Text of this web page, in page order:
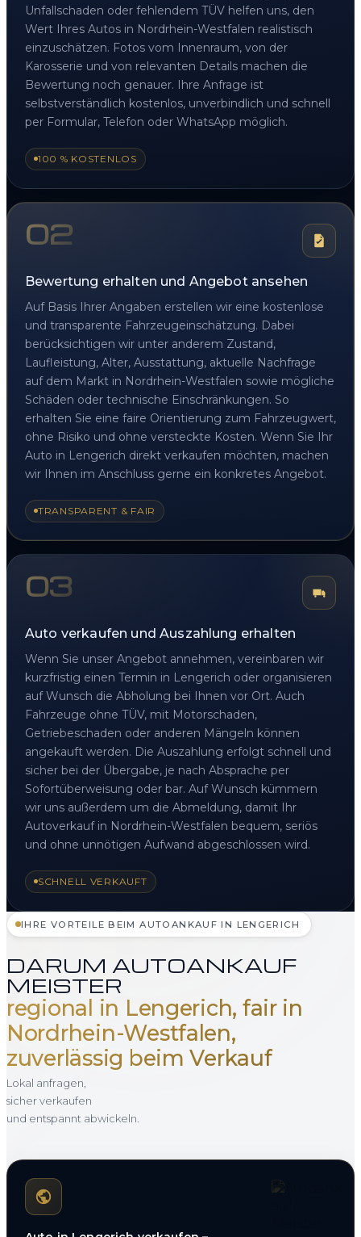
Unfallschaden oder fehlendem TÜV helfen uns, den
Wert Ihres Autos in Nordrhein-Westfalen realistisch
einzuschätzen. Fotos vom Innenraum, von der
Karosserie und von relevanten Details machen die
Bewertung noch genauer. Ihre Anfrage ist
selbstverständlich kostenlos, unverbindlich und schnell
per Formular, Telefon oder WhatsApp möglich.
100 % KOSTENLOS
02
Bewertung erhalten und Angebot ansehen
Auf Basis Ihrer Angaben erstellen wir eine kostenlose
und transparente Fahrzeugeinschätzung. Dabei
berücksichtigen wir unter anderem Zustand,
Laufleistung, Alter, Ausstattung, aktuelle Nachfrage
auf dem Markt in Nordrhein-Westfalen sowie mögliche
Schäden oder technische Einschränkungen. So
erhalten Sie eine faire Orientierung zum Fahrzeugwert,
ohne Risiko und ohne versteckte Kosten. Wenn Sie Ihr
Auto in Lengerich direkt verkaufen möchten, machen
wir Ihnen im Anschluss gerne ein konkretes Angebot.
TRANSPARENT & FAIR
03
Auto verkaufen und Auszahlung erhalten
Wenn Sie unser Angebot annehmen, vereinbaren wir
kurzfristig einen Termin in Lengerich oder organisieren
auf Wunsch die Abholung bei Ihnen vor Ort. Auch
Fahrzeuge ohne TÜV, mit Motorschaden,
Getriebeschaden oder anderen Mängeln können
angekauft werden. Die Auszahlung erfolgt schnell und
sicher bei der Übergabe, je nach Absprache per
Sofortüberweisung oder bar. Auf Wunsch kümmern
wir uns außerdem um die Abmeldung, damit Ihr
Autoverkauf in Nordrhein-Westfalen bequem, seriös
und ohne unnötigen Aufwand abgeschlossen wird.
SCHNELL VERKAUFT
IHRE VORTEILE BEIM AUTOANKAUF IN LENGERICH
DARUM AUTOANKAUF
MEISTER
regional in Lengerich, fair in
Nordrhein-Westfalen,
zuverlässig beim Verkauf
Lokal anfragen,
sicher verkaufen
und entspannt abwickeln.